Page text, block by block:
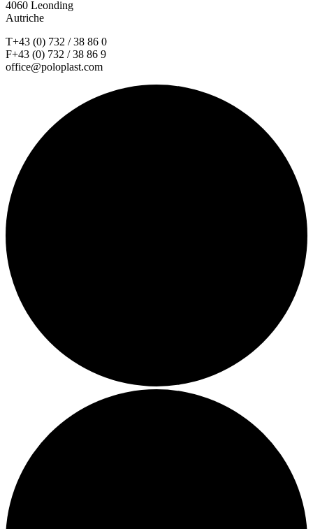
4060 Leonding
Autriche
T+43 (0) 732 / 38 86 0
F+43 (0) 732 / 38 86 9
office@poloplast.com